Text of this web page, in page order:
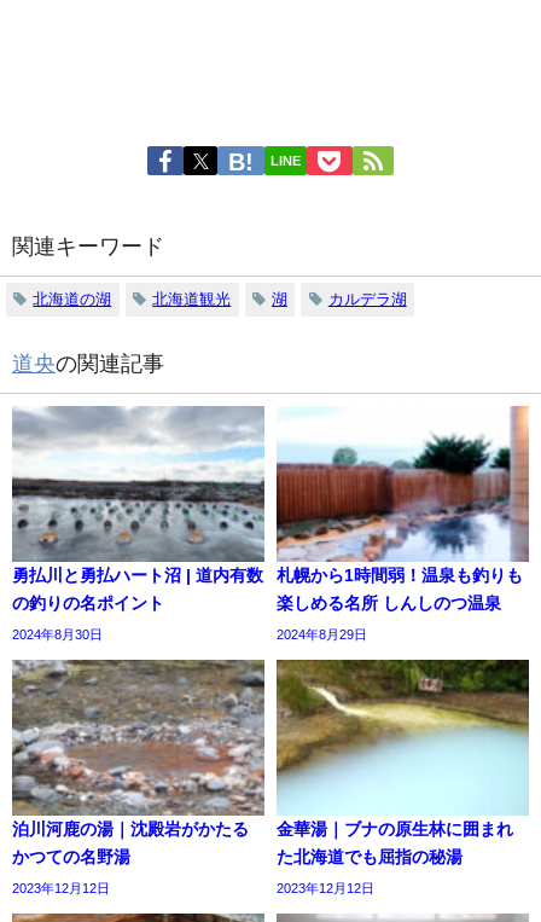
LINE
関連キーワード
北海道の湖 北海道観光 湖 カルデラ湖
道央の関連記事
勇払川と勇払ハート沼 | 道内有数
の釣りの名ポイント
2024年8月30日
札幌から1時間弱！温泉も釣りも
楽しめる名所 しんしのつ温泉
2024年8月29日
泊川河鹿の湯｜沈殿岩がかたる
かつての名野湯
2023年12月12日
金華湯｜ブナの原生林に囲まれ
た北海道でも屈指の秘湯
2023年12月12日